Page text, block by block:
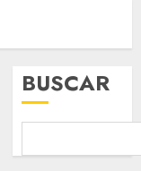
BUSCAR